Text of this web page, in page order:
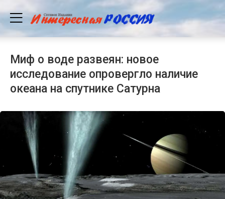
Миф о воде развеян: новое
исследование опровергло наличие
океана на спутнике Сатурна